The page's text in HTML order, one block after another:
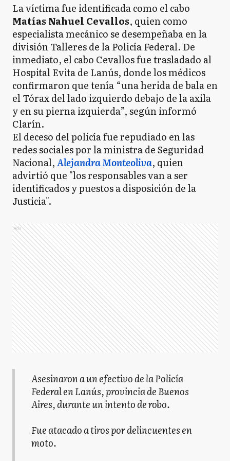
La víctima fue identificada como el cabo
Matías Nahuel Cevallos, quien como
especialista mecánico se desempeñaba en la
división Talleres de la Policía Federal. De
inmediato, el cabo Cevallos fue trasladado al
Hospital Evita de Lanús, donde los médicos
confirmaron que tenía “una herida de bala en
el Tórax del lado izquierdo debajo de la axila
y en su pierna izquierda”, según informó
Clarín.
El deceso del policía fue repudiado en las
redes sociales por la ministra de Seguridad
Nacional,Alejandra Monteoliva, quien
advirtió que "los responsables van a ser
identificados y puestos a disposición de la
Justicia".
Ads
Asesinaron a un efectivo de la Policía
Federal en Lanús, provincia de Buenos
Aires, durante un intento de robo.
Fue atacado a tiros por delincuentes en
moto.